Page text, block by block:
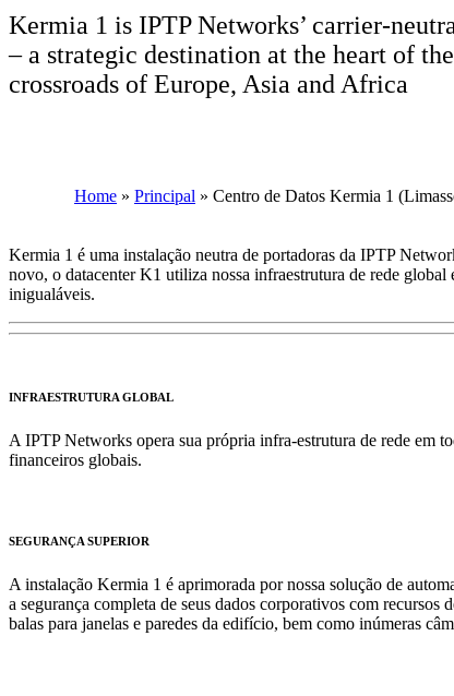
Kermia 1 is IPTP Networks’ carrier-
– a strategic destination at the heart of
crossroads of Europe, Asia and Africa
Home » Principal » Centro de Datos Kermia 1
Kermia 1 é uma instalação neutra de portadoras da IPTP
novo, o datacenter K1 utiliza nossa infraestrutura de rede
inigualáveis.
INFRAESTRUTURA GLOBAL
A IPTP Networks opera sua própria infra-estrutura de rede em
financeiros globais.
SEGURANÇA SUPERIOR
A instalação Kermia 1 é aprimorada por nossa solução de
a segurança completa de seus dados corporativos com
balas para janelas e paredes da edifício, bem como inúmeras